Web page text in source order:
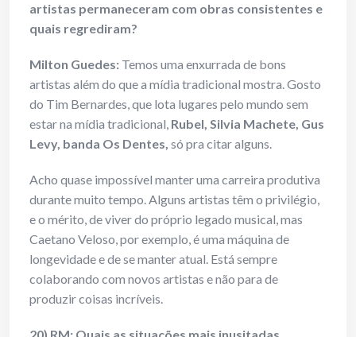
artistas permaneceram com obras consistentes e
quais regrediram?
Milton Guedes: Temos uma enxurrada de bons
artistas além do que a mídia tradicional mostra. Gosto
do Tim Bernardes, que lota lugares pelo mundo sem
estar na mídia tradicional, Rubel, Silvia Machete, Gus
Levy, banda Os Dentes, só pra citar alguns.
Acho quase impossível manter uma carreira produtiva
durante muito tempo. Alguns artistas têm o privilégio,
e o mérito, de viver do próprio legado musical, mas
Caetano Veloso, por exemplo, é uma máquina de
longevidade e de se manter atual. Está sempre
colaborando com novos artistas e não para de
produzir coisas incríveis.